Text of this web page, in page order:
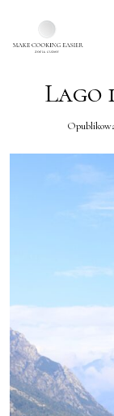
Skip to main content
Lago